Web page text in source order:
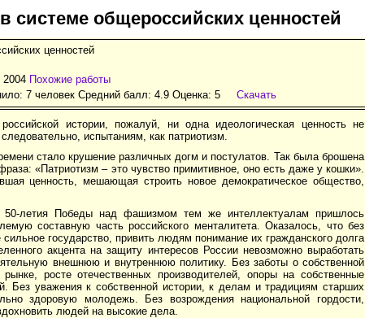
системе общероссийских ценностей
ценностей
2004 Похожие работы
7 человек Средний балл: 4.9 Оценка: 5 Скачать
истории, пожалуй, ни одна идеологическая ценность не
испытаниям, как патриотизм.
стало крушение различных догм и постулатов. Так была брошена
«Патриотизм – это чувство примитивное, оно есть даже у кошки».
ценность, мешающая строить новое демократическое общество,
летия Победы над фашизмом тем же интеллектуалам пришлось
составную часть российского менталитета. Оказалось, что без
государство, привить людям понимание их гражданского долга
акцента на защиту интересов России невозможно выработать
внешнюю и внутреннюю политику. Без заботы о собственной
росте отечественных производителей, опоры на собственные
уважения к собственной истории, к делам и традициям старших
здоровую молодежь. Без возрождения национальной гордости,
людей на высокие дела.